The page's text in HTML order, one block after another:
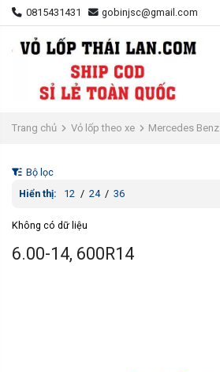
0815431431 gobinjsc@gmail.com
Trang chủ Vỏ lốp theo xe Mercedes Benz
Bộ lọc
Hiển thị:
12 / 24 / 36
Không có dữ liệu
6.00-14, 600R14